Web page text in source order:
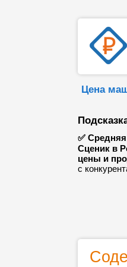
Цена
✅
Сценик в
цены и
с